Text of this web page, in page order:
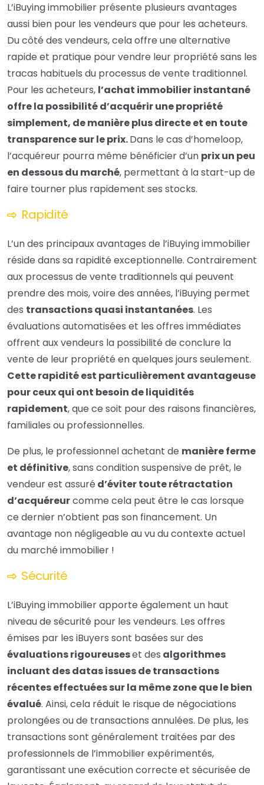
L’iBuying immobilier présente plusieurs avantages
aussi bien pour les vendeurs que pour les acheteurs.
Du côté des vendeurs, cela offre une alternative
rapide et pratique pour vendre leur propriété sans les
tracas habituels du processus de vente traditionnel.
Pour les acheteurs, l’achat immobilier instantané
offre la possibilité d’acquérir une propriété
simplement, de manière plus directe et en toute
transparence sur le prix.Dans le cas d’homeloop,
l’acquéreur pourra même bénéficier d’un prix un peu
en dessous du marché, permettant à la start-up de
faire tourner plus rapidement ses stocks.
Rapidité
L’un des principaux avantages de l’iBuying immobilier
réside dans sa rapidité exceptionnelle. Contrairement
aux processus de vente traditionnels qui peuvent
prendre des mois, voire des années, l’iBuying permet
des transactions quasi instantanées. Les
évaluations automatisées et les offres immédiates
offrent aux vendeurs la possibilité de conclure la
vente de leur propriété en quelques jours seulement.
Cette rapidité est particulièrement avantageuse
pour ceux qui ont besoin de liquidités
rapidement, que ce soit pour des raisons financières,
familiales ou professionnelles.
De plus, le professionnel achetant de manière ferme
et définitive, sans condition suspensive de prêt, le
vendeur est assuré d’éviter toute rétractation
d’acquéreurcomme cela peut être le cas lorsque
ce dernier n’obtient pas son financement. Un
avantage non négligeable au vu du contexte actuel
du marché immobilier !
Sécurité
L’iBuying immobilier apporte également un haut
niveau de sécurité pour les vendeurs. Les offres
émises par les iBuyers sont basées sur des
évaluations rigoureuseset des algorithmes
incluant des datas issues de transactions
récentes effectuées sur la même zone que le bien
évalué. Ainsi, cela réduit le risque de négociations
prolongées ou de transactions annulées. De plus, les
transactions sont généralement traitées par des
professionnels de l’immobilier expérimentés,
garantissant une exécution correcte et sécurisée de